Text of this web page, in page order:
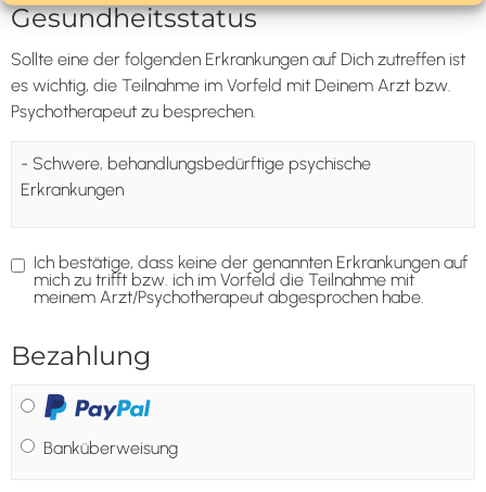
Gesundheitsstatus
Sollte eine der folgenden Erkrankungen auf Dich zutreffen ist
es wichtig, die Teilnahme im Vorfeld mit Deinem Arzt bzw.
Psychotherapeut zu besprechen.
- Schwere, behandlungsbedürftige psychische
Erkrankungen
Ich bestätige, dass keine der genannten Erkrankungen auf
mich zu trifft bzw. ich im Vorfeld die Teilnahme mit
meinem Arzt/Psychotherapeut abgesprochen habe.
Bezahlung
Banküberweisung